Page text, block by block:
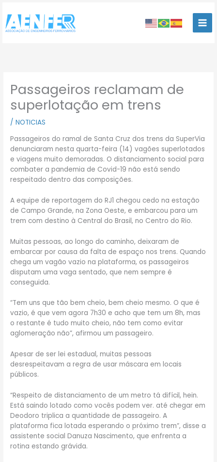
para
conteúdo
Passageiros reclamam de
superlotação em trens
/NOTICIAS
Passageiros do ramal de Santa Cruz dos trens da SuperVia
denunciaram nesta quarta-feira (14) vagões superlotados
e viagens muito demoradas. O distanciamento social para
combater a pandemia de Covid-19 não está sendo
respeitado dentro das composições.
A equipe de reportagem do RJ1 chegou cedo na estação
de Campo Grande, na Zona Oeste, e embarcou para um
trem com destino à Central do Brasil, no Centro do Rio.
Muitas pessoas, ao longo do caminho, deixaram de
embarcar por causa da falta de espaço nos trens. Quando
chega um vagão vazio na plataforma, os passageiros
disputam uma vaga sentado, que nem sempre é
conseguida.
“Tem uns que tão bem cheio, bem cheio mesmo. O que é
vazio, é que vem agora 7h30 e acho que tem um 8h, mas
o restante é tudo muito cheio, não tem como evitar
aglomeração não”, afirmou um passageiro.
Apesar de ser lei estadual, muitas pessoas
desrespeitavam a regra de usar máscara em locais
públicos.
“Respeito de distanciamento de um metro tá difícil, hein.
Está saindo lotado como vocês podem ver. até chegar em
Deodoro triplica a quantidade de passageiro. A
plataforma fica lotada esperando o próximo trem”, disse a
assistente social Danuza Nascimento, que enfrenta a
rotina estando grávida.